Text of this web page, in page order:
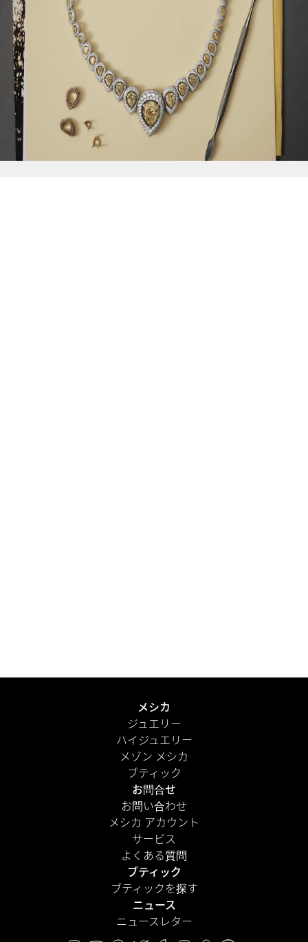
もっと見る
メシカ
ジュエリー
ハイジュエリー
メゾン メシカ
ブティック
お問合せ
お問い合わせ
メシカ アカウント
サービス
よくある質問
ブティック
ブティックを探す
ニュース
ニュースレター